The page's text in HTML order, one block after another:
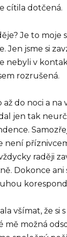
cítila dotčená.
Je to moje
Jen jsme si
nebyli v
rozrušená.
až do noci a na
jen tak
není
raději
Dokonce ani
všímat, že si
mě možná